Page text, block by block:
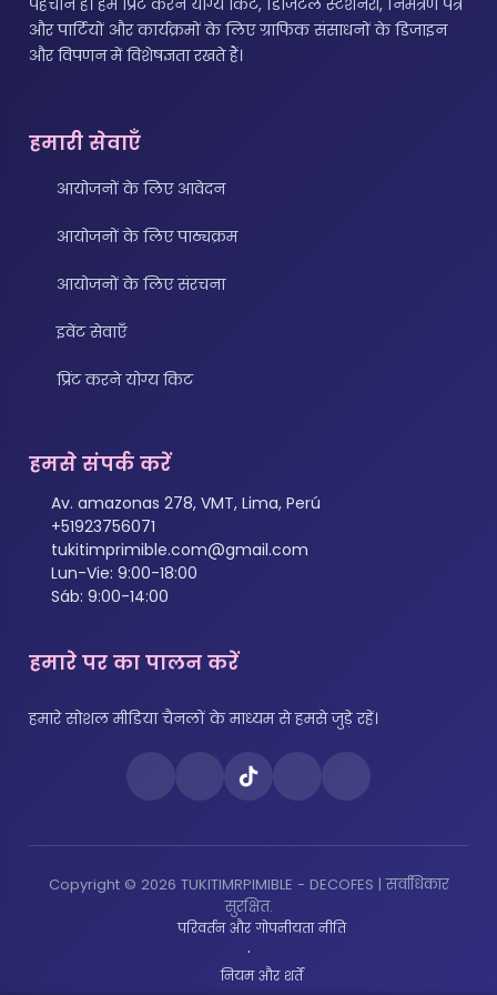
पहचान है। हम प्रिंट करने योग्य किट, डिजिटल स्टेशनरी, निमंत्रण पत्र
और पार्टियों और कार्यक्रमों के लिए ग्राफिक संसाधनों के डिजाइन
और विपणन में विशेषज्ञता रखते हैं।
हमारी सेवाएँ
आयोजनों के लिए आवेदन
आयोजनों के लिए पाठ्यक्रम
आयोजनों के लिए संरचना
इवेंट सेवाएँ
प्रिंट करने योग्य किट
हमसे संपर्क करें
Av. amazonas 278, VMT, Lima, Perú
+51923756071
tukitimprimible.com@gmail.com
Lun-Vie: 9:00-18:00
Sáb: 9:00-14:00
हमारे पर का पालन करें
हमारे सोशल मीडिया चैनलों के माध्यम से हमसे जुड़े रहें।
Copyright © 2026 TUKITIMRPIMIBLE - DECOFES | सर्वाधिकार
सुरक्षित.
परिवर्तन और गोपनीयता नीति
·
नियम और शर्तें